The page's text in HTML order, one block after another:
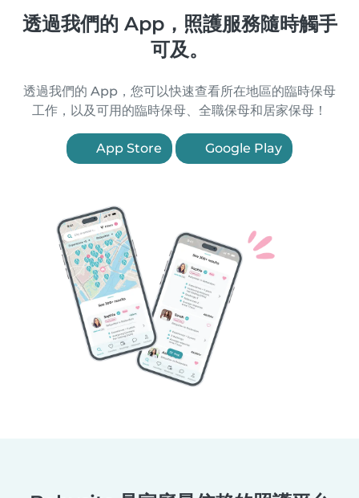
透過我們的 App，照護服務隨時觸手
可及。
透過我們的 App，您可以快速查看所在地區的臨時保母
工作，以及可用的臨時保母、全職保母和居家保母！
App Store Google Play